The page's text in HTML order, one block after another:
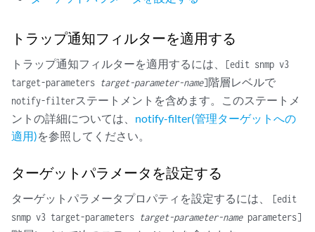
トラップ通知フィルターを適用する
トラップ通知フィルターを適用するには、
[edit snmp v3
target-parameters target-parameter-name]階層レベルで
notify-filterステートメントを含めます。このステートメ
ントの詳細については、 notify-filter(管理ターゲットへの
適用)を参照してください。
ターゲットパラメータを設定する
ターゲットパラメータプロパティを設定するには、
[edit
snmp v3 target-parameters target-parameter-nameparameters]